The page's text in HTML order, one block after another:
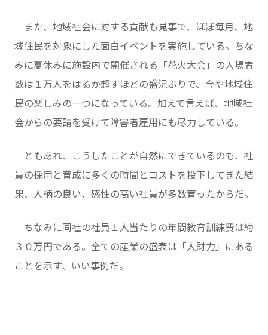
また、地域社会に対する貢献も見事で、ほぼ毎月、地
域住民を対象にした面白イベントを実施している。ちな
みに夏休みに施設内で開催される「花火大会」の入場者
数は１万人をはるか超すほどの盛況ぶりで、今や地域住
民の楽しみの一つになっている。加えて言えば、地域社
会からの要請を受けて障害者雇用にも尽力している。
ともあれ、こうしたことが自然にできているのも、社
員の採用と育成に多くの時間とコストを投下してきた結
果、人柄の良い、感性の高い社員が多数育ったからだ。
ちなみに同社の社員１人当たりの年間教育訓練費は約
３０万円である。全ての産業の盛衰は「人財力」にある
ことを示す、いい事例だ。